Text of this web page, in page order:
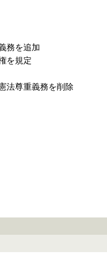
務を追加
を規定
法尊重義務を削除